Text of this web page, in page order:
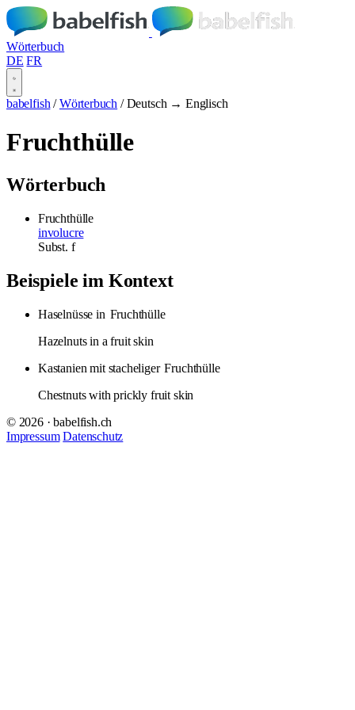
Wörterbuch
DE FR
babelfish / Wörterbuch / Deutsch → Englisch
Fruchthülle
Wörterbuch
Fruchthülle
involucre
Subst. f
Beispiele im Kontext
Haselnüsse in Fruchthülle
Hazelnuts in a fruit skin
Kastanien mit stacheliger Fruchthülle
Chestnuts with prickly fruit skin
© 2026 · babelfish.ch
Impressum Datenschutz